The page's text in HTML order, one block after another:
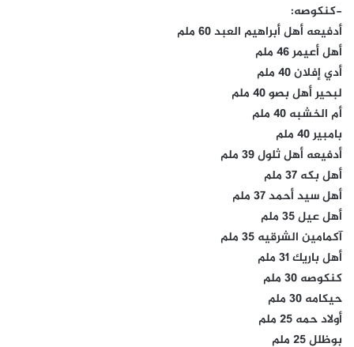
-كنكوصه:
أدفيعه أهل أبراهيم العبد 60 ملم
أهل أعيمر 46 ملم
أدي إفلان 40 ملم
لبحير أهل بصو 40 ملم
أم الخشبه 40 ملم
بامبير 40 ملم
أدفيعه أهل ثلول 39 ملم
أهل بكه 37 ملم
أهل سيد أحمد 37 ملم
أهل عيل 35 ملم
آكمامين الشرقيه 35 ملم
أهل باريك 31 ملم
كنكوصه 30 ملم
حيكامه 30 ملم
أولاد حمه 25 ملم
بوظلل 25 ملم